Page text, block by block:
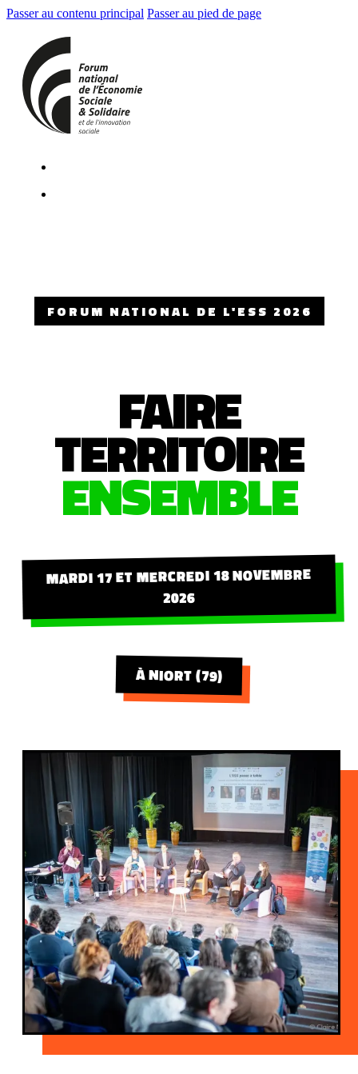
Passer au contenu principal Passer au pied de page
FORUM NATIONAL DE L'ESS 2026
FAIRE
TERRITOIRE
ENSEMBLE
MARDI 17 ET MERCREDI 18 NOVEMBRE
2026
À NIORT (79)